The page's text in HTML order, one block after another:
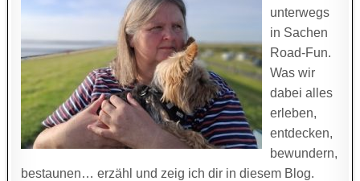
unterwegs
in Sachen
Road-Fun.
Was wir
dabei alles
erleben,
entdecken,
bewundern,
bestaunen… erzähl und zeig ich dir in diesem Blog.